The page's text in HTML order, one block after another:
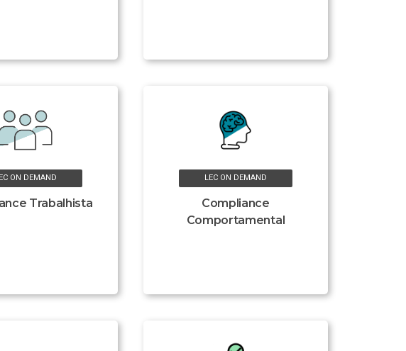
ON DEMAND
Trabalhista
LEC ON DEMAND
Compliance
Comportamental